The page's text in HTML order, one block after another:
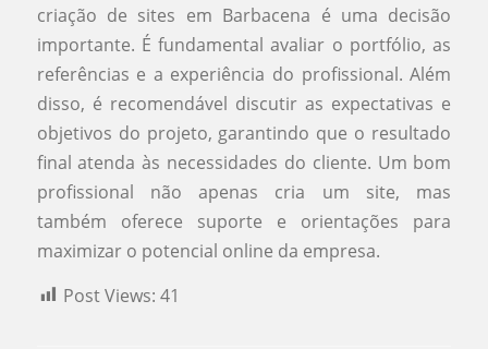
criação de sites em Barbacena é uma decisão
importante. É fundamental avaliar o portfólio, as
referências e a experiência do profissional. Além
disso, é recomendável discutir as expectativas e
objetivos do projeto, garantindo que o resultado
final atenda às necessidades do cliente. Um bom
profissional não apenas cria um site, mas
também oferece suporte e orientações para
maximizar o potencial online da empresa.
Post Views: 41